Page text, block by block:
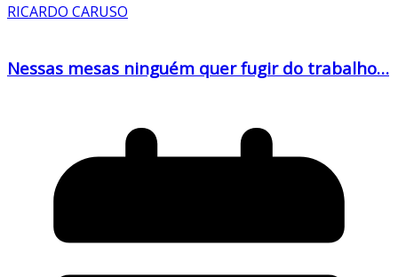
RICARDO CARUSO
Nessas mesas ninguém quer fugir do trabalho…